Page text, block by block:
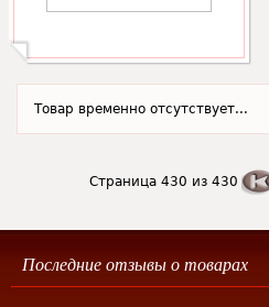
Товар временно отсутствует...
Страница 430 из 430
Последние отзывы о товарах